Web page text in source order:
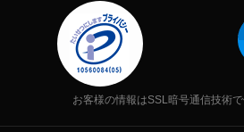
お客様の情報はSSL暗号通信技術